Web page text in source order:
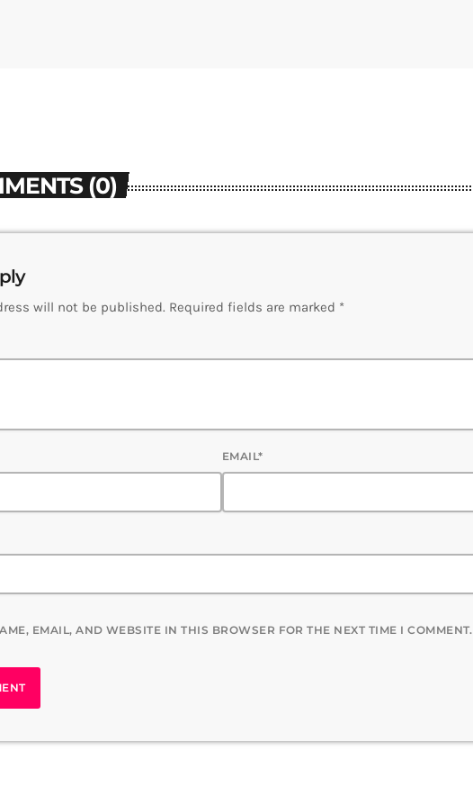
(0)
will not be published. Required fields are marked *
EMAIL*
EMAIL, AND WEBSITE IN THIS BROWSER FOR THE NEXT TIME I COMMENT.